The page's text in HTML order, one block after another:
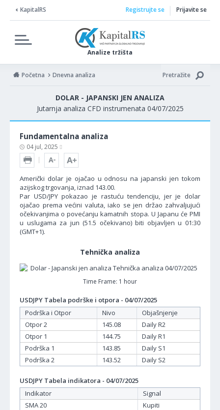
KapitalRS
Analize tržišta
Registrujte se Prijavite se
Početna Dnevna analiza Pretražite
DOLAR - JAPANSKI JEN ANALIZA
Jutarnja analiza CFD instrumenata 04/07/2025
Fundamentalna analiza
04 jul, 2025
Američki dolar je ojačao u odnosu na japanski jen tokom
azijskog trgovanja, iznad 143.00.
Par USD/JPY pokazao je rastuću tendenciju, jer je dolar
ojačao prema većini valuta, iako se jen držao zahvaljujući
očekivanjima o povećanju kamatnih stopa. U Japanu će PMI
u uslugama za jun (51.5 očekivano) biti objavljen u 01:30
(GMT+1).
Tehnička analiza
Time Frame: 1 hour
USDJPY Tabela podrške i otpora - 04/07/2025
Podrška i Otpor
Nivo
Objašnjenje
Otpor 2
145.08
Daily R2
Otpor 1
144.75
Daily R1
Podrška 1
143.85
Daily S1
Podrška 2
143.52 Daily S2
USDJPY Tabela indikatora - 04/07/2025
Indikator
Signal
SMA 20
Kupiti